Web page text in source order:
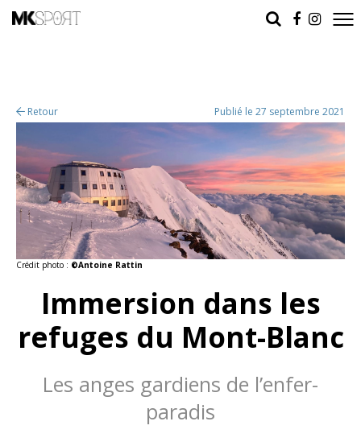
Retour Publié le 27 septembre 2021
Crédit photo : ©Antoine Rattin
Immersion dans les
refuges du Mont-Blanc
Les anges gardiens de l’enfer-
paradis